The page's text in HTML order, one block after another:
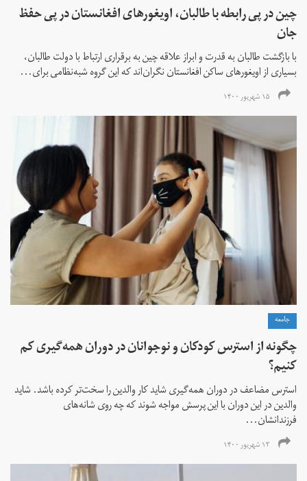
چین در پی رابطه با طالبان، اویغورهای افغانستان در پی حفظ
جان
با بازگشت طالبان به قدرت و ابراز علاقه چین به برقراری ارتباط با دولت طالبان،
بسیاری از اویغورهای ساکن افغانستان نگران‌اند که این گروه شبه‌نظامی برای...
۱۵ شهریور ۱۴۰۰
جامعه
چگونه از استرس کودکان و نوجوانان در دوران همه‌گیری کم
کنیم؟
استرس مضاعف در دوران همه‌گیری شاید کار والدین را سخت‌تر کرده باشد. شاید
والدین در این دوران با این پرسش مواجه شوند که چه روی شانه‌های
فرزندانشان...
۱۳ شهریور ۱۴۰۰